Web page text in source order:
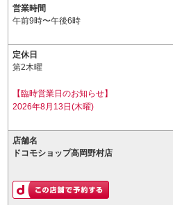
営業時間
午前9時〜午後6時
定休日
第2木曜
【臨時営業日のお知らせ】
2026年8月13日(木曜)
店舗名
ドコモショップ高岡野村店